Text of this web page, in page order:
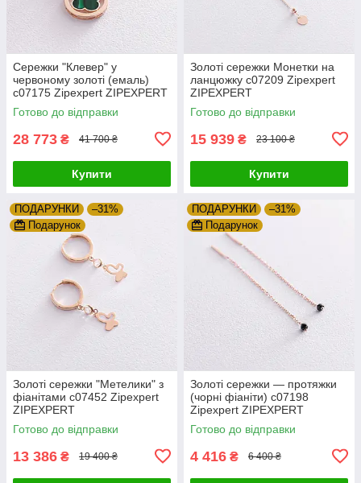
Сережки "Клевер" у
червоному золоті (емаль)
с07175 Zipexpert ZIPEXPERT
Готово до відправки
28 773 ₴ 41 700 ₴
Купити
Золоті сережки Монетки на
ланцюжку с07209 Zipexpert
ZIPEXPERT
Готово до відправки
15 939 ₴ 23 100 ₴
Купити
ПОДАРУНКИ
–31%
Подарунок
Золоті сережки "Метелики" з
фіанітами с07452 Zipexpert
ZIPEXPERT
Готово до відправки
13 386 ₴ 19 400 ₴
ПОДАРУНКИ
–31%
Подарунок
Золоті сережки — протяжки
(чорні фіаніти) с07198
Zipexpert ZIPEXPERT
Готово до відправки
4 416 ₴ 6 400 ₴